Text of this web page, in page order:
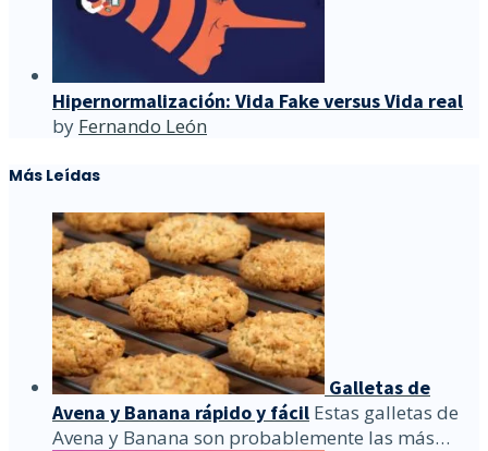
Hipernormalización: Vida Fake versus Vida real
by Fernando León
Más Leídas
Galletas de
Avena y Banana rápido y fácil Estas galletas de
Avena y Banana son probablemente las más…